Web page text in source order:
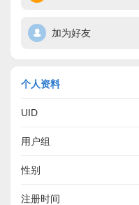
加为好友
个人资料
UID
用户组
性别
注册时间